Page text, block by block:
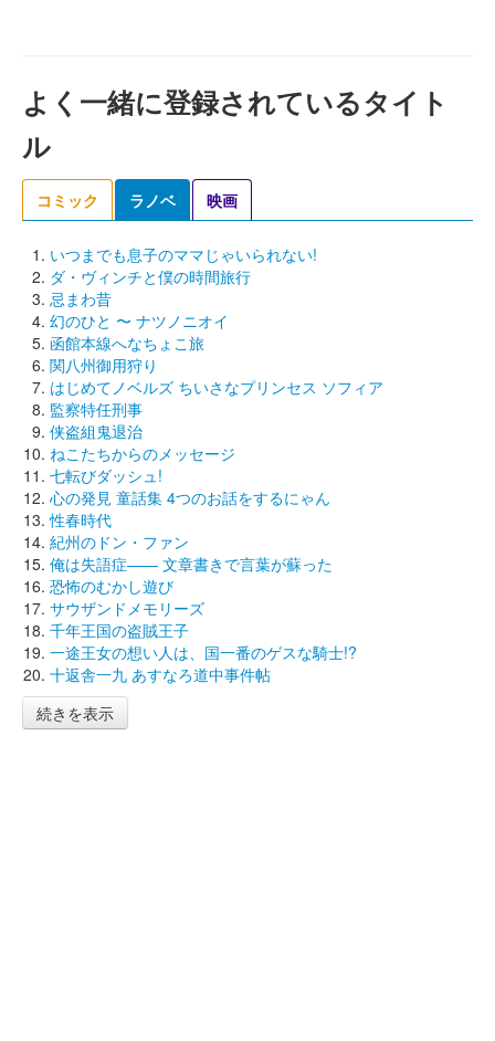
よく一緒に登録されているタイト
ル
コミック ラノベ 映画
いつまでも息子のママじゃいられない!
ダ・ヴィンチと僕の時間旅行
忌まわ昔
幻のひと 〜 ナツノニオイ
函館本線へなちょこ旅
関八州御用狩り
はじめてノベルズ ちいさなプリンセス ソフィア
監察特任刑事
侠盗組鬼退治
ねこたちからのメッセージ
七転びダッシュ!
心の発見 童話集 4つのお話をするにゃん
性春時代
紀州のドン・ファン
俺は失語症―― 文章書きで言葉が蘇った
恐怖のむかし遊び
サウザンドメモリーズ
千年王国の盗賊王子
一途王女の想い人は、国一番のゲスな騎士!?
十返舎一九 あすなろ道中事件帖
続きを表示